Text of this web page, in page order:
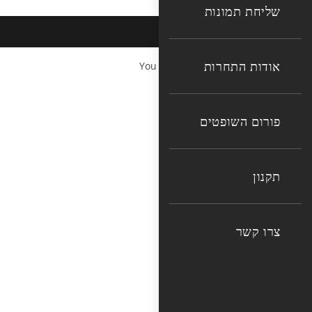
שליחת תמונות
אודות התחרות
פורום השופטים
תקנון
צרו קשר
You cannot copy content of this page